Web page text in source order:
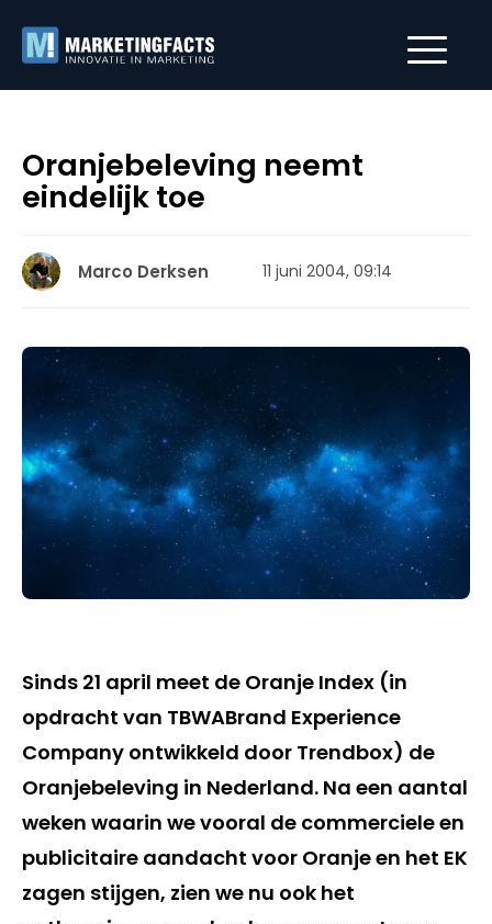
Oranjebeleving neemt
eindelijk toe
Marco Derksen 11 juni 2004, 09:14
Sinds 21 april meet de Oranje Index (in
opdracht van TBWABrand Experience
Company ontwikkeld door Trendbox) de
Oranjebeleving in Nederland. Na een aantal
weken waarin we vooral de commerciele en
publicitaire aandacht voor Oranje en het EK
zagen stijgen, zien we nu ook het